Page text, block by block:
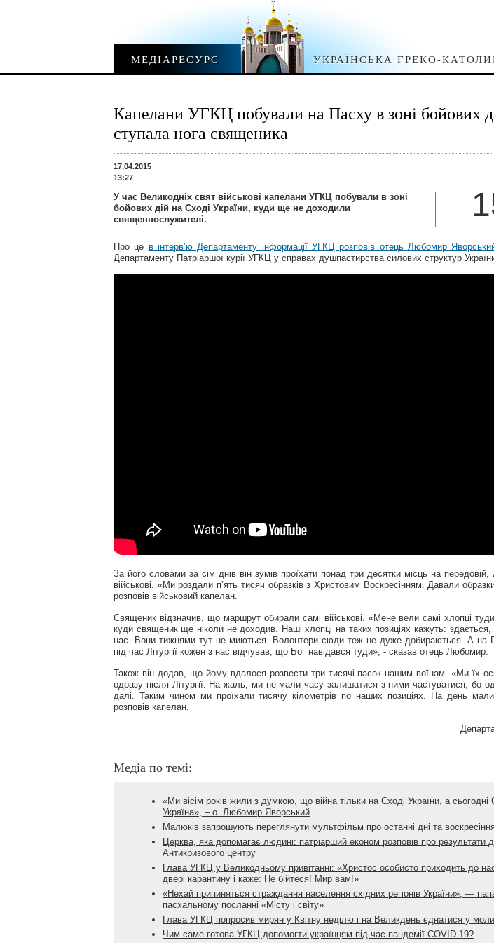
МЕДІАРЕСУРС УКРАЇНСЬКА ГРЕКО-
Капелани УГКЦ побували на Пасху в зоні бойових
ступала нога священика
17.04.2015
13:27
У час Великодніх свят військові капелани УГКЦ побували в зоні
бойових дій на Сході України, куди ще не доходили
священнослужителі.
Про це в інтерв’ю Департаменту інформації УГКЦ розповів отець Любомир
Департаменту Патріаршої курії УГКЦ у справах душпастирства силових структур
За його словами за сім днів він зумів проїхати понад три десятки місць на
військові. «Ми роздали п’ять тисяч образків з Христовим Воскресінням. Давали
розповів військовий капелан.
Священик відзначив, що маршрут обирали самі військові. «Мене вели самі хлопці
куди священик ще ніколи не доходив. Наші хлопці на таких позиціях кажуть:
нас. Вони тижнями тут не миються. Волонтери сюди теж не дуже добираються. А на
під час Літургії кожен з нас відчував, що Бог навідався туди», - сказав отець Любомир.
Також він додав, що йому вдалося розвести три тисячі пасок нашим воїнам. «Ми їх
одразу після Літургії. На жаль, ми не мали часу залишатися з ними частуватися, бо
далі. Таким чином ми проїхали тисячу кілометрів по наших позиціях. На день
розповів капелан.
Медіа по темі:
«Ми вісім років жили з думкою, що війна тільки на Сході України, а сьогодні
Україна», – о. Любомир Яворський
Малюків запрошують переглянути мультфільм про останні дні та
Церква, яка допомагає людині: патріарший економ розповів про результати
Антикризового центру
Глава УГКЦ у Великодньому привітанні: «Христос особисто приходить до нас
двері карантину і каже: Не бійтеся! Мир вам!»
«Нехай припиняться страждання населення східних регіонів України», —
пасхальному посланні «Місту і світу»
Глава УГКЦ попросив мирян у Квітну неділю і на Великдень єднатися у
Чим саме готова УГКЦ допомогти українцям під час пандемії COVID-19?